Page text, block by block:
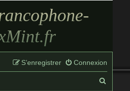
Connexion
S’enregistrer